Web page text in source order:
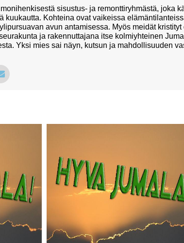
sisustus- ja remonttiryhmästä, joka
Kohteina ovat vaikeissa
avun antamisessa. Myös meidät kristityt
ja rakennuttajana itse kolmiyhteinen
Yksi mies sai näyn, kutsun ja mahdollisuuden